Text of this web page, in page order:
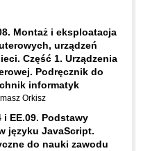
Montaż i eksploatacja
urządzeń
Część 1. Urządzenia
Podręcznik do
informatyk
Orkisz
i EE.09. Podstawy
języku JavaScript.
do nauki zawodu